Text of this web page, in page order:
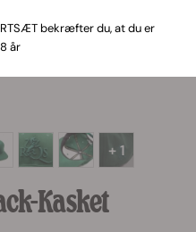
+ 1
Kasket
bekræfter du, at du er
år